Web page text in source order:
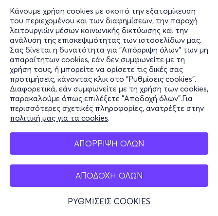
Κάνουμε χρήση cookies με σκοπό την εξατομίκευση
του περιεχομένου και των διαφημίσεων, την παροχή
λειτουργιών μέσων κοινωνικής δικτύωσης και την
ανάλυση της επισκεψιμότητας των ιστοσελίδων μας.
Σας δίνεται η δυνατότητα για "Απόρριψη όλων" των μη
απαραίτητων cookies, εάν δεν συμφωνείτε με τη
χρήση τους, ή μπορείτε να ορίσετε τις δικές σας
προτιμήσεις, κάνοντας κλικ στο "Ρυθμίσεις cookies".
Διαφορετικά, εάν συμφωνείτε με τη χρήση των cookies,
παρακαλούμε όπως επιλέξετε "Αποδοχή όλων".Για
περισσότερες σχετικές πληροφορίες, ανατρέξτε στην
πολιτική μας για τα cookies.
ΑΠΟΡΡΙΨΗ ΟΛΩΝ
ΑΠΟΔΟΧΗ ΟΛΩΝ
ΡΥΘΜΙΣΕΙΣ COOKIES